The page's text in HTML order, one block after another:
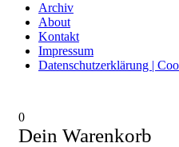
Archiv
About
Kontakt
Impressum
Datenschutzerklärung |
0
Dein Warenkorb